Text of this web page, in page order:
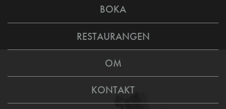
BOKA
RESTAURANGEN
OM
KONTAKT